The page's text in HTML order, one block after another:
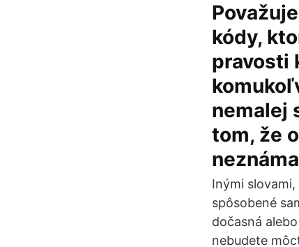
kódy,
pravosti
nemalej
tom, že
Inými
spôsobené
dočasná
nebudete